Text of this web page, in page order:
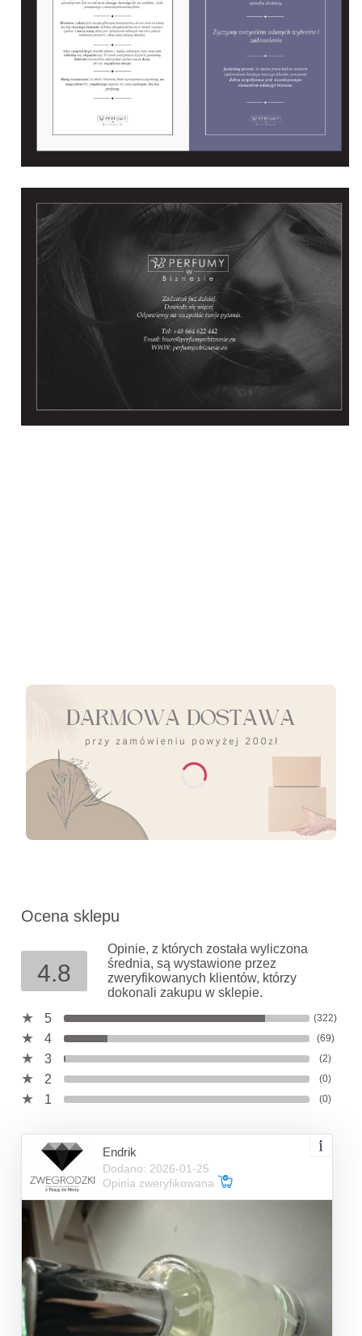
Ocena sklepu
4.8
Opinie, z których została wyliczona
średnia, są wystawione przez
zweryfikowanych klientów, którzy
dokonali zakupu w sklepie.
5
(322)
4 (69)
3 (2)
2 (0)
1 (0)
Endrik
Dodano: 2026-01-25
Opinia zweryfikowana